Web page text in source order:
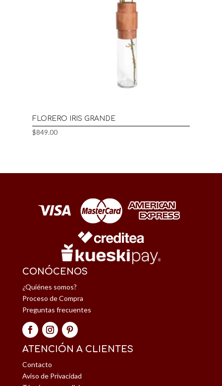
FLORERO IRIS GRANDE
$849.00
CONÓCENOS
¿Quiénes somos?
Proceso de Compra
Preguntas frecuentes
ATENCIÓN A CLIENTES
Contacto
Aviso de Privacidad